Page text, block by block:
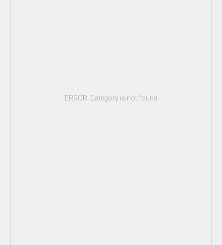
ERROR: Category is not found